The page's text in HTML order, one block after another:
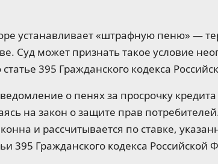
устанавливает «штрафную пеню» —
Суд может признать такое условие
395 Гражданского кодекса
о пенях за просрочку кредита
на закон о защите прав
и рассчитывается по ставке,
395 Гражданского кодекса Российской